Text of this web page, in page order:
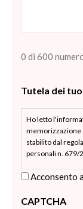
0 di 600
Tutela dei
Ho letto
memorizzazione
stabilito dal
personali n. 679/
Acconsento
CAPTCHA